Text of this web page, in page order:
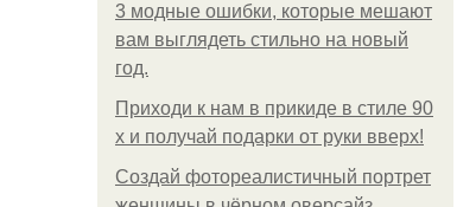
3 модные ошибки, которые мешают
вам выглядеть стильно на новый
год.
Приходи к нам в прикиде в стиле 90
х и получай подарки от руки вверх!
Создай фотореалистичный портрет